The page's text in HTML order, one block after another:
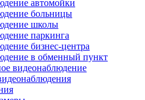
автомойки
больницы
школы
паркинга
бизнес-центра
в обменный пункт
видеонаблюдение